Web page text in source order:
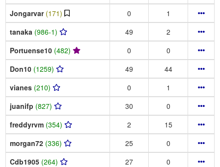
Jongarvar (171) 0
1
tanaka (986-1) 49
2
Portuense10 (482) 0
0
Don10 (1259) 49
44
vianes (210) 0
1
juanifp (827) 30
0
freddyrvm (354) 2
15
morgan72 (336) 25
0
Cdb1905 (264) 27
0